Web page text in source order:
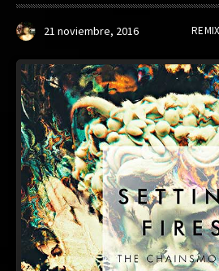
21 noviembre, 2016